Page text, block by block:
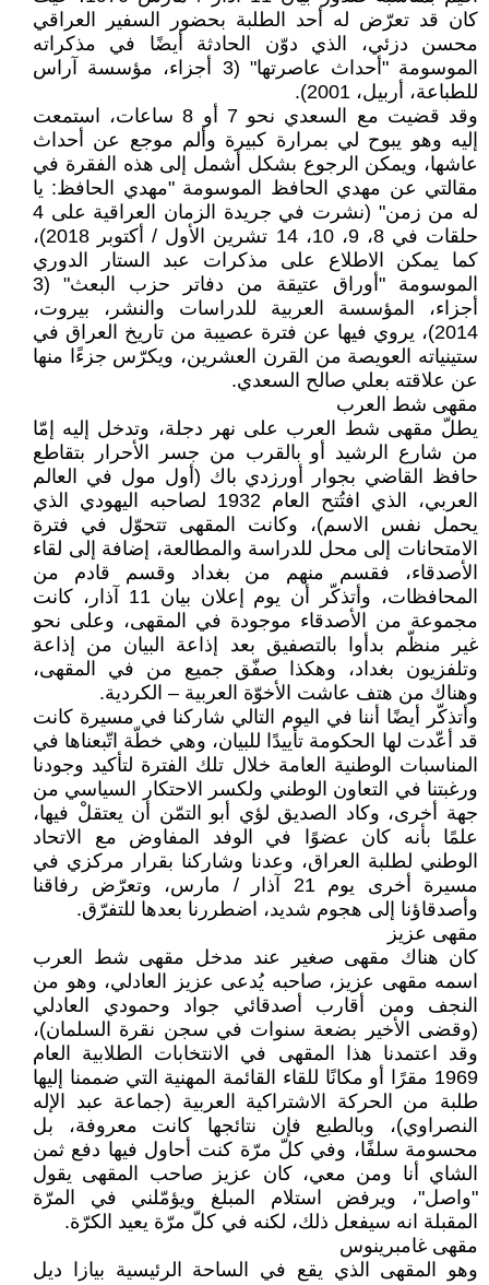
كان قد تعرّض له أحد الطلبة بحضور السفير العراقي
محسن دزئي، الذي دوّن الحادثة أيضًا في مذكراته
الموسومة "أحداث عاصرتها" (3 أجزاء، مؤسسة آراس
للطباعة، أربيل، 2001).
وقد قضيت مع السعدي نحو 7 أو 8 ساعات، استمعت
إليه وهو يبوح لي بمرارة كبيرة وألم موجع عن أحداث
عاشها، ويمكن الرجوع بشكل أشمل إلى هذه الفقرة في
مقالتي عن مهدي الحافظ الموسومة "مهدي الحافظ: يا
له من زمن" (نشرت في جريدة الزمان العراقية على 4
حلقات في 8، 9، 10، 14 تشرين الأول / أكتوبر 2018)،
كما يمكن الاطلاع على مذكرات عبد الستار الدوري
الموسومة "أوراق عتيقة من دفاتر حزب البعث" (3
أجزاء، المؤسسة العربية للدراسات والنشر، بيروت،
2014)، يروي فيها عن فترة عصيبة من تاريخ العراق في
ستينياته العويصة من القرن العشرين، ويكرّس جزءًا منها
عن علاقته بعلي صالح السعدي.
مقهى شط العرب
يطلّ مقهى شط العرب على نهر دجلة، وتدخل إليه إمّا
من شارع الرشيد أو بالقرب من جسر الأحرار بتقاطع
حافظ القاضي بجوار أورزدي باك (أول مول في العالم
العربي، الذي افتُتح العام 1932 لصاحبه اليهودي الذي
يحمل نفس الاسم)، وكانت المقهى تتحوّل في فترة
الامتحانات إلى محل للدراسة والمطالعة، إضافة إلى لقاء
الأصدقاء، فقسم منهم من بغداد وقسم قادم من
المحافظات، وأتذكّر أن يوم إعلان بيان 11 آذار، كانت
مجموعة من الأصدقاء موجودة في المقهى، وعلى نحو
غير منظّم بدأوا بالتصفيق بعد إذاعة البيان من إذاعة
وتلفزيون بغداد، وهكذا صفّق جميع من في المقهى،
وهناك من هتف عاشت الأخوّة العربية – الكردية.
وأتذكّر أيضًا أننا في اليوم التالي شاركنا في مسيرة كانت
قد أعّدت لها الحكومة تأييدًا للبيان، وهي خطّة اتّبعناها في
المناسبات الوطنية العامة خلال تلك الفترة لتأكيد وجودنا
ورغبتنا في التعاون الوطني ولكسر الاحتكار السياسي من
جهة أخرى، وكاد الصديق لؤي أبو التمّن أن يعتقلْ فيها،
علمًا بأنه كان عضوًا في الوفد المفاوض مع الاتحاد
الوطني لطلبة العراق، وعدنا وشاركنا بقرار مركزي في
مسيرة أخرى يوم 21 آذار / مارس، وتعرّض رفاقنا
وأصدقاؤنا إلى هجوم شديد، اضطررنا بعدها للتفرّق.
مقهى عزيز
كان هناك مقهى صغير عند مدخل مقهى شط العرب
اسمه مقهى عزيز، صاحبه يُدعى عزيز العادلي، وهو من
النجف ومن أقارب أصدقائي جواد وحمودي العادلي
(وقضى الأخير بضعة سنوات في سجن نقرة السلمان)،
وقد اعتمدنا هذا المقهى في الانتخابات الطلابية العام
1969 مقرًا أو مكانًا للقاء القائمة المهنية التي ضممنا إليها
طلبة من الحركة الاشتراكية العربية (جماعة عبد الإله
النصراوي)، وبالطبع فإن نتائجها كانت معروفة، بل
محسومة سلفًا، وفي كلّ مرّة كنت أحاول فيها دفع ثمن
الشاي أنا ومن معي، كان عزيز صاحب المقهى يقول
"واصل"، ويرفض استلام المبلغ ويؤمّلني في المرّة
المقبلة انه سيفعل ذلك، لكنه في كلّ مرّة يعيد الكرّة.
مقهى غامبرينوس
وهو المقهى الذي يقع في الساحة الرئيسية بيازا ديل